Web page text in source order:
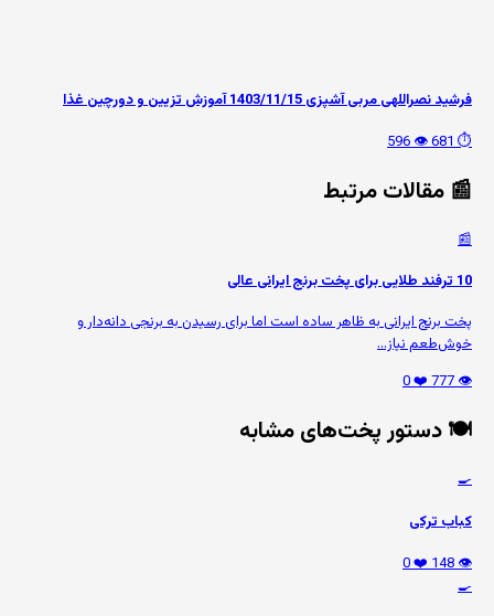
فرشید نصراللهی مربی آشپزی 1403/11/15 آموزش تزیین و دورچین غذا
⏱️ 681
👁️ 596
📰 مقالات مرتبط
📰
10 ترفند طلایی برای پخت برنج ایرانی عالی
پخت برنج ایرانی به ظاهر ساده است اما برای رسیدن به برنجی دانه‌دار و
خوش‌طعم نیاز...
👁️ 777
❤️ 0
🍽️ دستور پخت‌های مشابه
🍳
کباب ترکی
👁️ 148
❤️ 0
🍳